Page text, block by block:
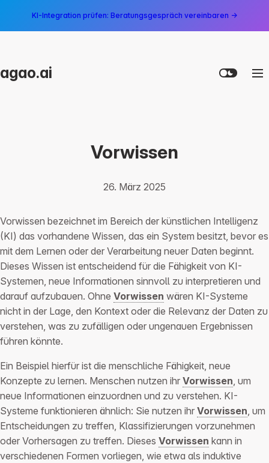
KI-Integration prüfen: Beratungsgespräch vereinbaren →
agao.ai
Vorwissen
26. März 2025
Vorwissen bezeichnet im Bereich der künstlichen Intelligenz
(KI) das vorhandene Wissen, das ein System besitzt, bevor es
mit dem Lernen oder der Verarbeitung neuer Daten beginnt.
Dieses Wissen ist entscheidend für die Fähigkeit von KI-
Systemen, neue Informationen sinnvoll zu interpretieren und
darauf aufzubauen. Ohne Vorwissen wären KI-Systeme
nicht in der Lage, den Kontext oder die Relevanz der Daten zu
verstehen, was zu zufälligen oder ungenauen Ergebnissen
führen könnte.
Ein Beispiel hierfür ist die menschliche Fähigkeit, neue
Konzepte zu lernen. Menschen nutzen ihr Vorwissen, um
neue Informationen einzuordnen und zu verstehen. KI-
Systeme funktionieren ähnlich: Sie nutzen ihr Vorwissen, um
Entscheidungen zu treffen, Klassifizierungen vorzunehmen
oder Vorhersagen zu treffen. Dieses Vorwissen kann in
verschiedenen Formen vorliegen, wie etwa als induktive